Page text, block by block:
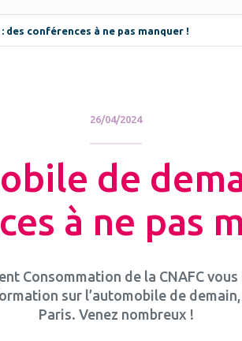
des conférences à ne pas manquer !
26/04/2024
de
à ne pas
Consommation de la CNAFC
sur l’automobile de demain,
Paris. Venez nombreux !